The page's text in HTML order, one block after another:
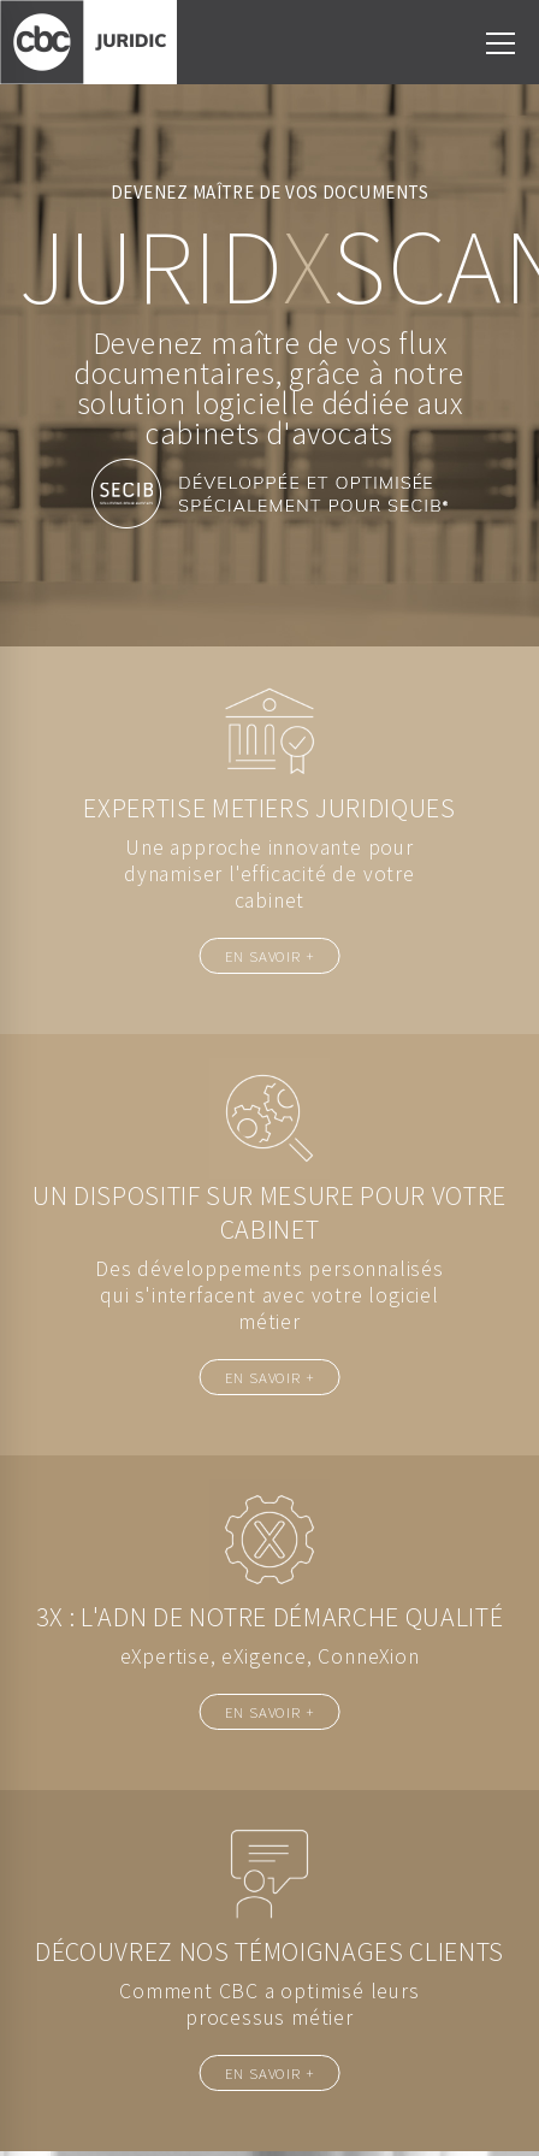
DEVENEZ MAÎTRE DE VOS DOCUMENTS
JURIDX
Devenez maître de vos flux
documentaires, grâce à notre
solution logicielle dédiée aux
cabinets d'avocats
EXPERTISE METIERS JURIDIQUES
Une approche innovante pour
dynamiser l'efficacité de votre
cabinet
EN SAVOIR +
UN DISPOSITIF SUR MESURE POUR VOTRE
CABINET
Des développements personnalisés
qui s'interfacent avec votre logiciel
métier
EN SAVOIR +
3X : L'ADN DE NOTRE DÉMARCHE QUALITÉ
eXpertise, eXigence, ConneXion
EN SAVOIR +
DÉCOUVREZ NOS TÉMOIGNAGES CLIENTS
Comment CBC a optimisé leurs
processus métier
EN SAVOIR +